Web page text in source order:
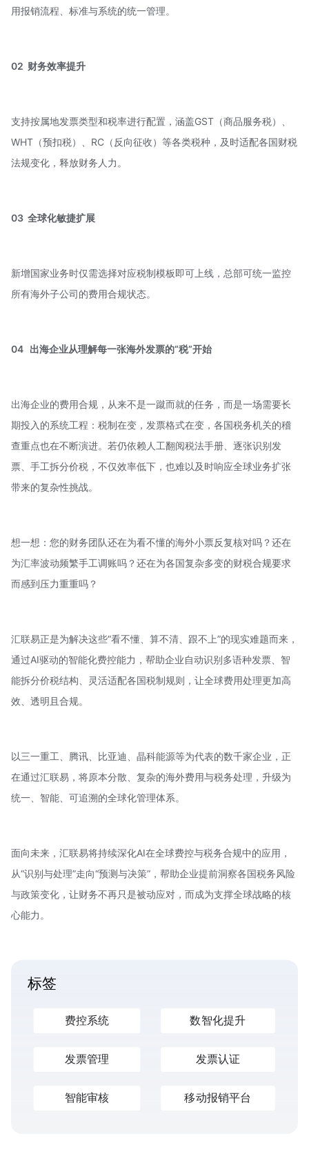
用报销流程、标准与系统的统一管理。
02 财务效率提升
支持按属地发票类型和税率进行配置，涵盖GST（商品服务税）、
WHT（预扣税）、RC（ 反向征收）等各类税种，及时适配各国财税
法规变化，释放财务人力。
03 全球化敏捷扩展
新增国家业务时仅需选择对应税制模板即可上线，总部可统一监控
所有海外子公司的费用合规状态。
04 出海企业从理解每一张海外发票的“税”开始
出海企业的费用合规，从来不是一蹴而就的任务，而是一场需要长
期投入的系统工程：税制在变，发票格式在变，各国税务机关的稽
查重点也在不断演进。若仍依赖人工翻阅税法手册、逐张识别发
票、手工拆分价税，不仅效率低下，也难以及时响应全球业务扩张
带来的复杂性挑战。
想一想：您的财务团队还在为看不懂的海外小票反复核对吗？还在
为汇率波动频繁手工调账吗？还在为各国复杂多变的财税合规要求
而感到压力重重吗？
汇联易正是为解决这些“看不懂、算不清、跟不上”的现实难题而来，
通过AI驱动的智能化费控能力，帮助企业自动识别多语种发票、智
能拆分价税结构、灵活适配各国税制规则，让全球费用处理更加高
效、透明且合规。
以三一重工、腾讯、比亚迪、 晶科能源等为代表的数千家企业，正
在通过汇联易，将原本分散、复杂的海外费用与税务处理，升级为
统一、智能、可追溯的全球化管理体系。
面向未来，汇联易将持续深化AI在全球费控与税务合规中的应用，
从“识别与处理”走向“预测与决策”，帮助企业提前洞察各国税务风险
与政策变化，让财务不再只是被动应对，而成为支撑全球战略的核
心能力。
标签
费控系统 数智化提升
发票管理 发票认证
智能审核 移动报销平台